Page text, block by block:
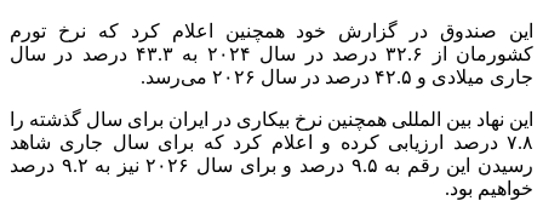
این صندوق در گزارش خود همچنین اعلام کرد که نرخ تورم
کشورمان از ۳۲.۶ درصد در سال ۲۰۲۴ به ۴۳.۳ درصد در
سال
جاری میلادی و ۴۲.۵ درصد در سال ۲۰۲۶ می‌رسد.
این نهاد بین المللی همچنین نرخ بیکاری در ایران برای سال گذشته را
۷.۸ درصد ارزیابی کرده و اعلام کرد که برای
سال جاری شاهد
رسیدن این رقم به ۹.۵ درصد و برای سال ۲۰۲۶ نیز به ۹.۲ درصد
خواهیم بود.